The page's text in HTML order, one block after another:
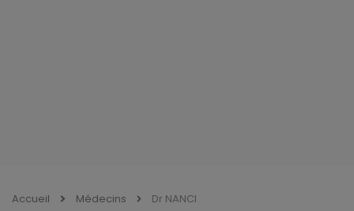
Accueil Médecins Dr NANCI